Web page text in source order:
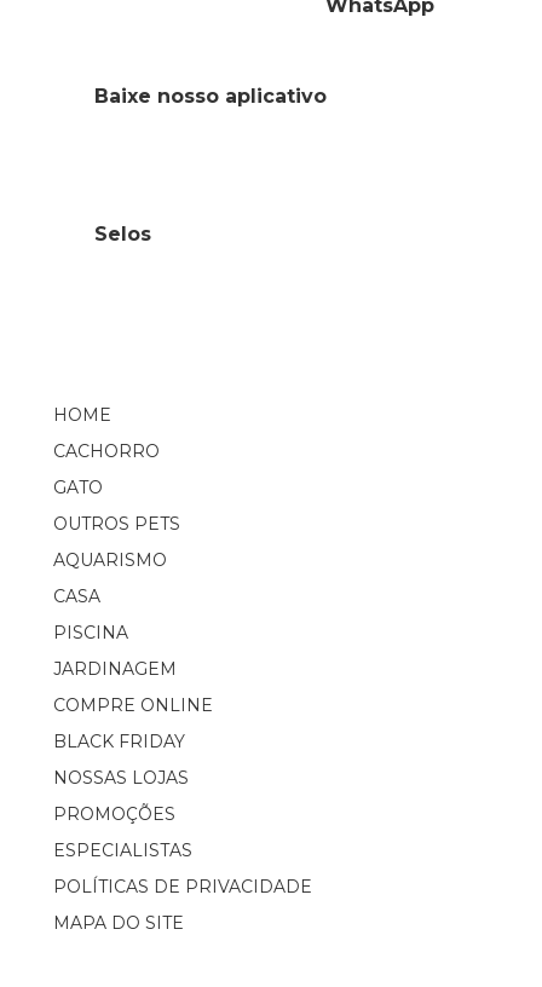
WhatsApp
HOME
CACHORRO
GATO
OUTROS PETS
AQUARISMO
CASA
PISCINA
JARDINAGEM
COMPRE ONLINE
BLACK FRIDAY
NOSSAS LOJAS
PROMOÇÕES
ESPECIALISTAS
POLÍTICAS DE PRIVACIDADE
MAPA DO SITE
Baixe nosso aplicativo
Selos